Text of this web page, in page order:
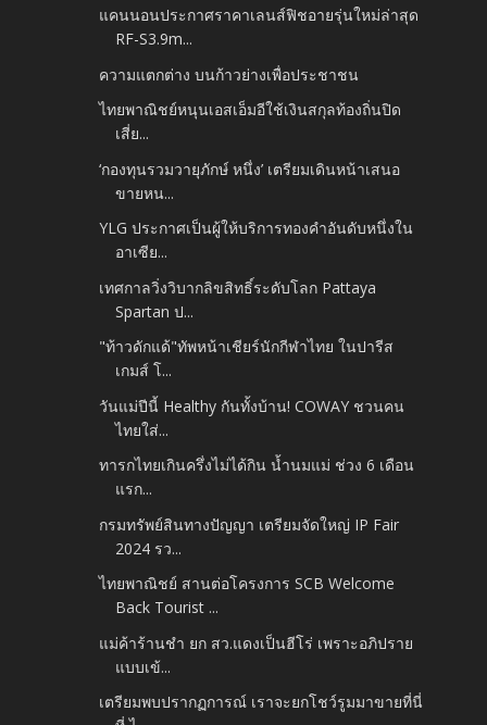
แคนนอนประกาศราคาเลนส์ฟิชอายรุ่นใหม่ล่าสุด
RF-S3.9m...
ความแตกต่าง บนก้าวย่างเพื่อประชาชน
ไทยพาณิชย์หนุนเอสเอ็มอีใช้เงินสกุลท้องถิ่นปิด
เสี่ย...
‘กองทุนรวมวายุภักษ์ หนึ่ง’ เตรียมเดินหน้าเสนอ
ขายหน...
YLG ประกาศเป็นผู้ให้บริการทองคำอันดับหนึ่งใน
อาเซีย...
เทศกาลวิ่งวิบากลิขสิทธิ์ระดับโลก Pattaya
Spartan ป...
"ท้าวดักแด้"ทัพหน้าเชียร์นักกีฬาไทย ในปารีส
เกมส์ โ...
วันแม่ปีนี้ Healthy กันทั้งบ้าน! COWAY ชวนคน
ไทยใส่...
ทารกไทยเกินครึ่งไม่ได้กิน น้ำนมแม่ ช่วง 6 เดือน
แรก...
กรมทรัพย์สินทางปัญญา เตรียมจัดใหญ่ IP Fair
2024 รว...
ไทยพาณิชย์ สานต่อโครงการ SCB Welcome
Back Tourist ...
แม่ค้าร้านชำ ยก สว.แดงเป็นฮีโร่ เพราะอภิปราย
แบบเข้...
เตรียมพบปรากฏการณ์ เราจะยกโชว์รูมมาขายที่นี่